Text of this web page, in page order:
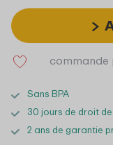
Sans BPA
30 jours de droit
2 ans de garantie